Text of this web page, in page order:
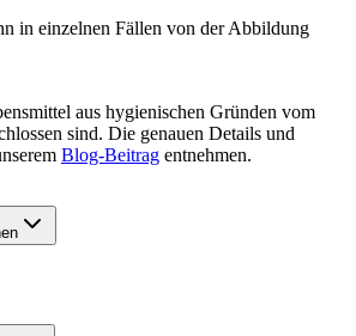
in einzelnen Fällen von der Abbildung
aus hygienischen Gründen vom
sind. Die genauen Details und
Blog-Beitrag entnehmen.